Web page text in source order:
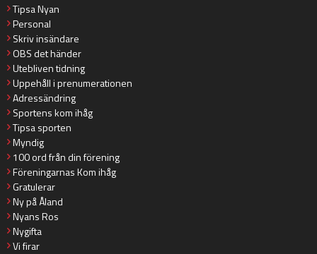
Tipsa Nyan
Personal
Skriv insändare
OBS det händer
Utebliven tidning
Uppehåll i prenumerationen
Adressändring
Sportens kom ihåg
Tipsa sporten
Myndig
100 ord från din förening
Föreningarnas Kom ihåg
Gratulerar
Ny på Åland
Nyans Ros
Nygifta
Vi firar